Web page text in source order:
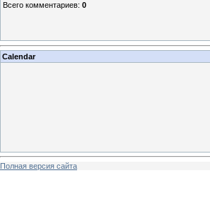
Всего комментариев: 0
Calendar
Полная версия сайта